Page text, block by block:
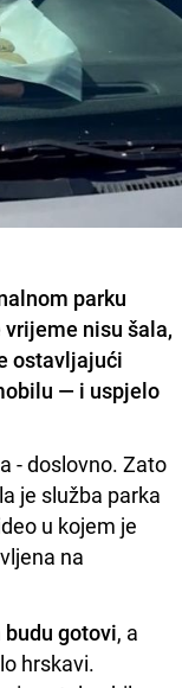
parku
nisu šala,
ostavljajući
— i uspjelo
- doslovno. Zato
je služba parka
u kojem je
na
gotovi, a
hrskavi.